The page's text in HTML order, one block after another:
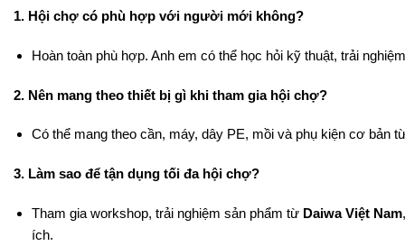
1. Hội chợ có phù hợp với người mới không?
Hoàn toàn phù hợp. Anh em có thể học hỏi kỹ thuật, trải
2. Nên mang theo thiết bị gì khi tham gia hội chợ?
Có thể mang theo cần, máy, dây PE, mồi và phụ kiện cơ bản
3. Làm sao để tận dụng tối đa hội chợ?
Tham gia workshop, trải nghiệm sản phẩm từ Daiwa Việt Nam
ích.